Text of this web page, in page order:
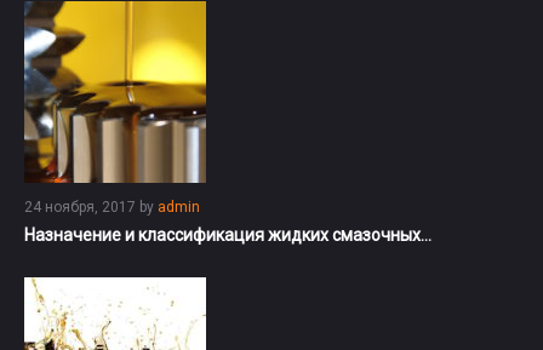
24 ноября, 2017 by admin
Назначение и классификация жидких смазочных…